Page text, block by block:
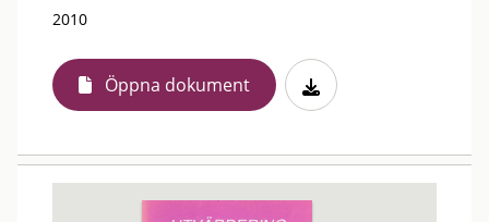
2010
Öppna dokument